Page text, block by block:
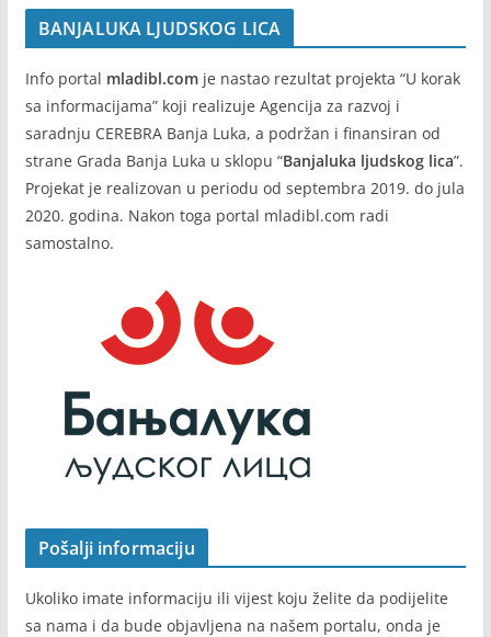
BANJALUKA LJUDSKOG LICA
Info portal mladibl.comje nastao rezultat projekta “U korak
sa informacijama” koji realizuje Agencija za razvoj i
saradnju CEREBRA Banja Luka, a podržan i finansiran od
strane Grada Banja Luka u sklopu “Banjaluka ljudskog lica”.
Projekat je realizovan u periodu od septembra 2019. do jula
2020. godina. Nakon toga portal mladibl.com radi
samostalno.
Pošalji informaciju
Ukoliko imate informaciju ili vijest koju želite da podijelite
sa nama i da bude objavljena na našem portalu, onda je